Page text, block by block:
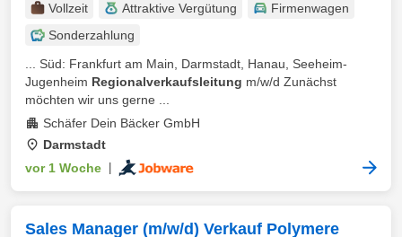
Vollzeit Attraktive Vergütung
Firmenwagen
Sonderzahlung
... Süd: Frankfurt am Main, Darmstadt, Hanau, Seeheim-
Jugenheim Regionalverkaufsleitung m/w/d Zunächst
möchten wir uns gerne ...
Schäfer Dein Bäcker GmbH
Darmstadt
vor 1 Woche
Sales Manager (m/w/d) Verkauf Polymere